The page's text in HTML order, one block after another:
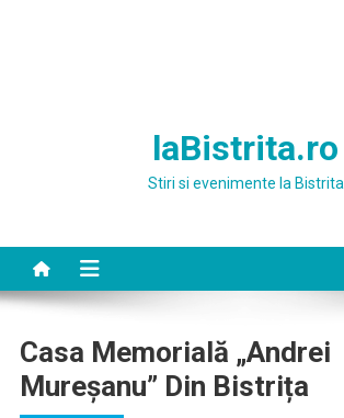
laBistrita.ro
Stiri si evenimente la Bistrita
Casa Memorială „Andrei
Mureșanu” Din Bistrița